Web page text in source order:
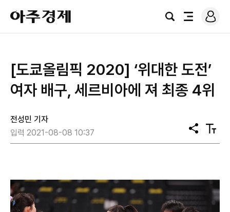
아
주
경
검
전
로
그
[도쿄올림픽 2020] ‘위대한 도전’
여자 배구, 세르비아에 져 최종 4위
전성민 기자
입력 2021-08-08 10:37
공
유
텍
스